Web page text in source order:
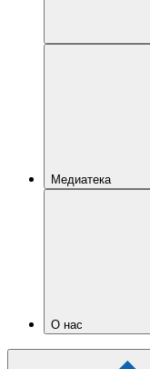
Медиатека
О нас